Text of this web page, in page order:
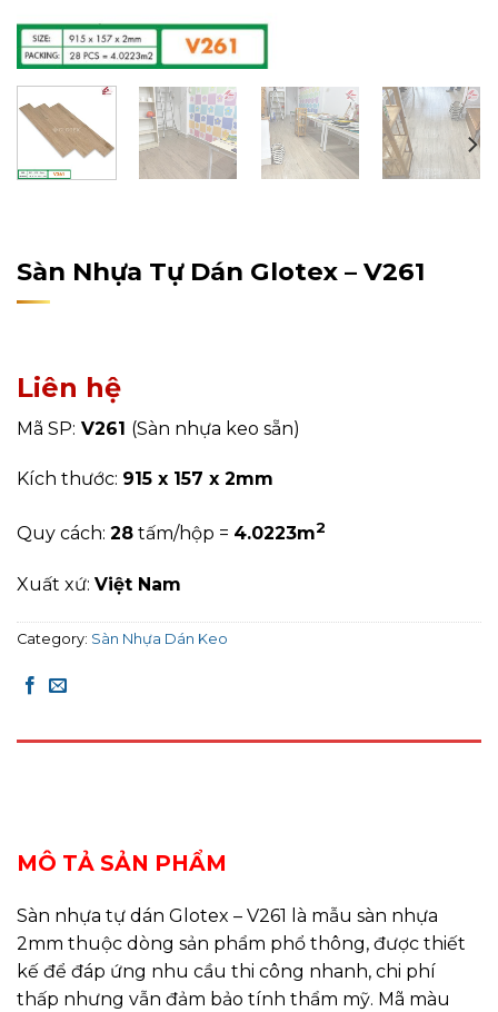
Sàn Nhựa Tự Dán Glotex – V261
Liên hệ
Mã SP: V261 (Sàn nhựa keo sẵn)
Kích thước: 915 x 157 x 2mm
Quy cách: 28 tấm/hộp = 4.0223m2
Xuất xứ: Việt Nam
Category: Sàn Nhựa Dán Keo
MÔ TẢ SẢN PHẨM
Sàn nhựa tự dán Glotex – V261 là mẫu sàn nhựa
2mm thuộc dòng sản phẩm phổ thông, được thiết
kế để đáp ứng nhu cầu thi công nhanh, chi phí
thấp nhưng vẫn đảm bảo tính thẩm mỹ. Mã màu